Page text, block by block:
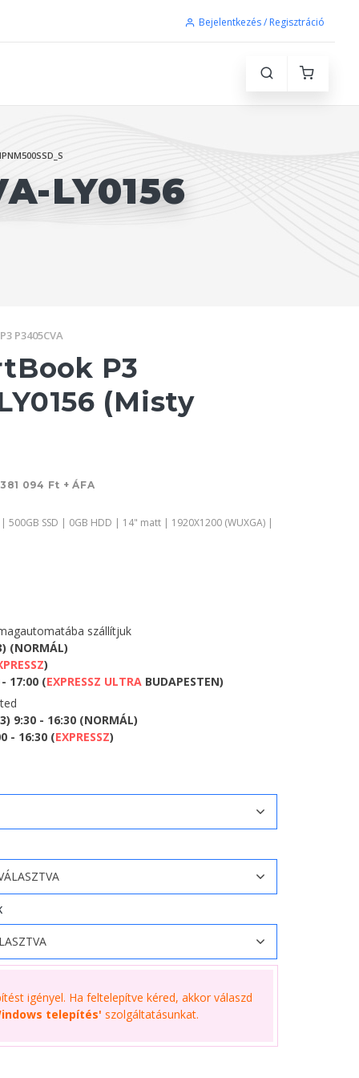
Bejelentkezés / Regisztráció
LY0156
P3405CVA
P3
(Misty
381 094 Ft + ÁFA
SSD | 0GB HDD | 14" matt | 1920X1200 (WUXGA) |
szállítjuk
(NORMÁL)
)
17:00 (EXPRESSZ ULTRA BUDAPESTEN)
9:30 - 16:30 (NORMÁL)
- 16:30 (EXPRESSZ)
igényel. Ha feltelepítve kéred, akkor válaszd
telepítés' szolgáltatásunkat.